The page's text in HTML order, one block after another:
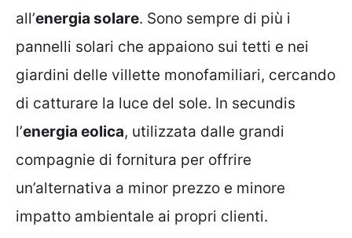
all’energia solare. Sono sempre di più i
pannelli solari che appaiono sui tetti e nei
giardini delle villette monofamiliari, cercando
di catturare la luce del sole. In secundis
l’energia eolica, utilizzata dalle grandi
compagnie di fornitura per offrire
un’alternativa a minor prezzo e minore
impatto ambientale ai propri clienti.